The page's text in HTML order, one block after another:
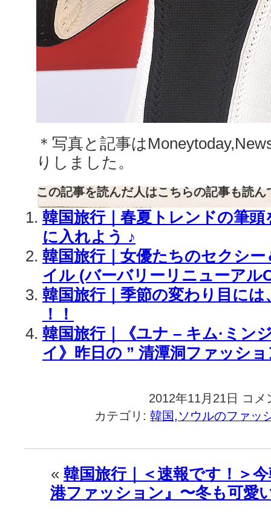
＊写真と記事は
りしました。
この記事を読んだ人はこちらの記事も読ん
韓国旅行｜春夏トレンドの筆頭
に入れよう ♪
韓国旅行｜女優たちのセクシ
イル (バーバリーリニューアル
韓国旅行｜季節の変わり目に
！！
韓国旅行｜《ユナ – キム·ミン
イ》昨日の ” 清潭洞ファッショ
2012年11月21日
韓
旅
｜
愛
い
で
コメ
カテゴリ: 韓国,ソウルのファッ
« 韓国旅行｜＜速報です！＞
港ファッション』〜冬も可愛